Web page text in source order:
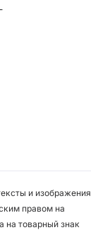
и изображения
правом на
на товарный знак